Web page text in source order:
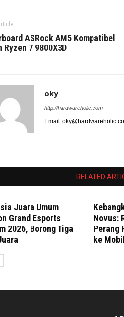
ASRock AM5 Kompatibel
Ryzen 7 9800X3D
oky
http://hardwareholic.com
Email:
RELATED
Juara Umum
Grand Esports
2026, Borong Tiga
Novus:
Perang
ke